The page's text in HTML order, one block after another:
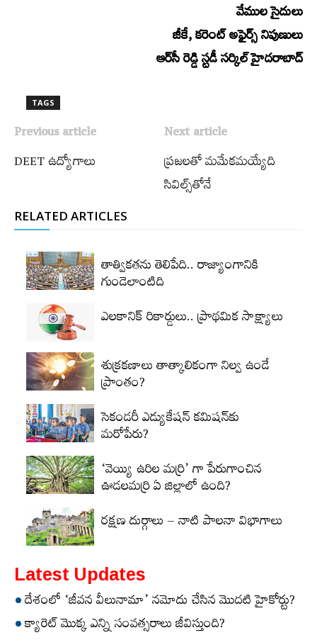
వేముల సైదులు
జీకే, కరెంట్‌ అఫైర్స్‌ నిపుణులు
ఆర్‌సీ రెడ్డి స్టడీ సర్కిల్‌ హైదరాబాద్‌
TAGS
Previous article
DEET ఉద్యోగాలు
Next article
ప్రజలతో మమేకమయ్యేది
సివిల్స్‌తోనే
RELATED ARTICLES
తాత్వికతను తెలిపేది.. రాజ్యాంగానికి
గుండెలాంటిది
ఎలకానిక్‌ రికార్డులు.. ప్రాథమిక సాక్ష్యాలు
శుక్రకణాలు తాత్కాలికంగా నిల్వ ఉండే
ప్రాంతం?
సెకండరీ ఎడ్యుకేషన్‌ కమిషన్‌కు
మరోపేరు?
‘వెయ్యి ఉరిల మర్రి’ గా పేరుగాంచిన
ఊడలమర్రి ఏ జిల్లాలో ఉంది?
రక్షణ దుర్గాలు – నాటి పాలనా విభాగాలు
Latest Updates
దేశంలో ‘జీవన వీలునామా’ నమోదు చేసిన మొదటి హైకోర్టు?
క్యారెట్‌ మొక్క ఎన్ని సంవత్సరాలు జీవిస్తుంది?